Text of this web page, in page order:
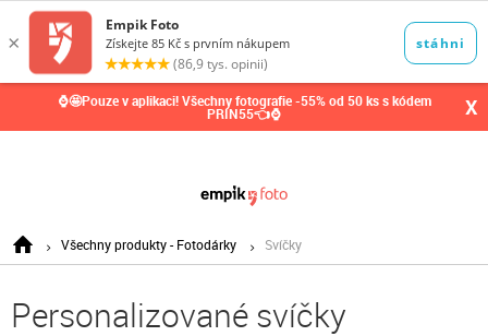
⌚🤩Pouze v aplikaci! Všechny fotografie -55% od 50 ks s kódem
PRIN55👈⌚ X
Všechny produkty - Fotodárky Svíčky
Personalizované svíčky